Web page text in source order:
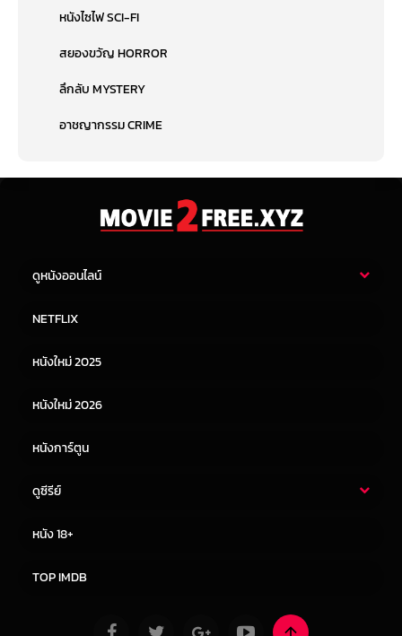
หนังไซไฟ SCI-FI
สยองขวัญ HORROR
ลึกลับ MYSTERY
อาชญากรรม CRIME
ดูหนังออนไลน์
หนังจีน
NETFLIX
หนังใหม่ 2025
หนังใหม่ 2026
หนังการ์ตูน
ดูซีรีย์
หนัง 18+
TOP IMDB